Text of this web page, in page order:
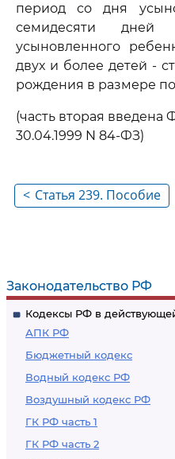
Законодательство РФ
Кодексы РФ в
АПК РФ
Бюджетный кодекс
Водный кодекс РФ
Воздушный кодекс РФ
ГК РФ часть 1
ГК РФ часть 2
период со дня
семидесяти
усыновленного
двух и более детей -
рождения в размере
(часть вторая
30.04.1999 N 84-ФЗ)
< Статья 239. Пособие